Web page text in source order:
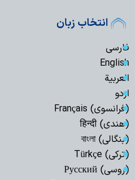
انتخاب زبان
فارسی
English
العربیة
اردو
(فرانسوی) Français
(هندی) हिन्दी
(بنگالی) বাংলা
(ترکی) Türkçe
(روسی) Русский